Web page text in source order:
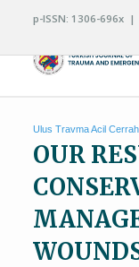
p-ISSN: 1306-696x |
Ulus Travma Acil
OUR